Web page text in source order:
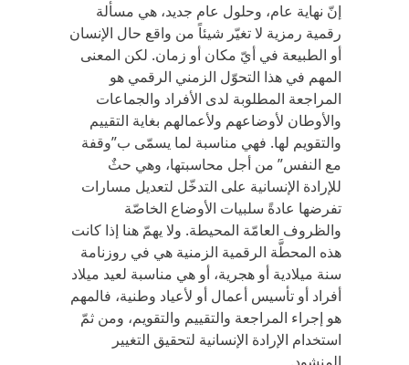
إنّ نهاية عام، وحلول عام جديد، هي مسألة
رقمية رمزية لا تغيّر شيئاً من واقع حال الإنسان
أو الطبيعة في أيّ مكان أو زمان. لكن المعنى
المهم في هذا التحوّل الزمني الرقمي هو
المراجعة المطلوبة لدى الأفراد والجماعات
والأوطان لأوضاعهم ولأعمالهم بغاية التقييم
والتقويم لها. فهي مناسبة لما يسمّى ب”وقفة
مع النفس” من أجل محاسبتها، وهي حثٌ
للإرادة الإنسانية على التدخّل لتعديل مسارات
تفرضها عادةً سلبيات الأوضاع الخاصّة
والظروف العامّة المحيطة. ولا يهمّ هنا إذا كانت
هذه المحطَّة الرقمية الزمنية هي في روزنامة
سنة ميلادية أو هجرية، أو هي مناسبة لعيد ميلاد
أفراد أو تأسيس أعمال أو لأعياد وطنية، فالمهم
هو إجراء المراجعة والتقييم والتقويم، ومن ثمّ
استخدام الإرادة الإنسانية لتحقيق التغيير